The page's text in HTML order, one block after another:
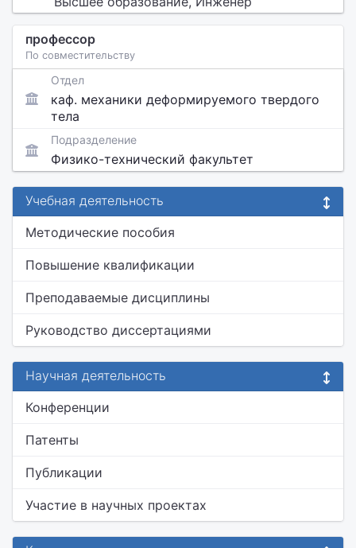
профессор
По совместительству
Отдел
каф. механики деформируемого твердого
тела
Подразделение
Физико-технический факультет
Учебная деятельность
Методические пособия
Повышение квалификации
Преподаваемые дисциплины
Руководство диссертациями
Научная деятельность
Конференции
Патенты
Публикации
Участие в научных проектах